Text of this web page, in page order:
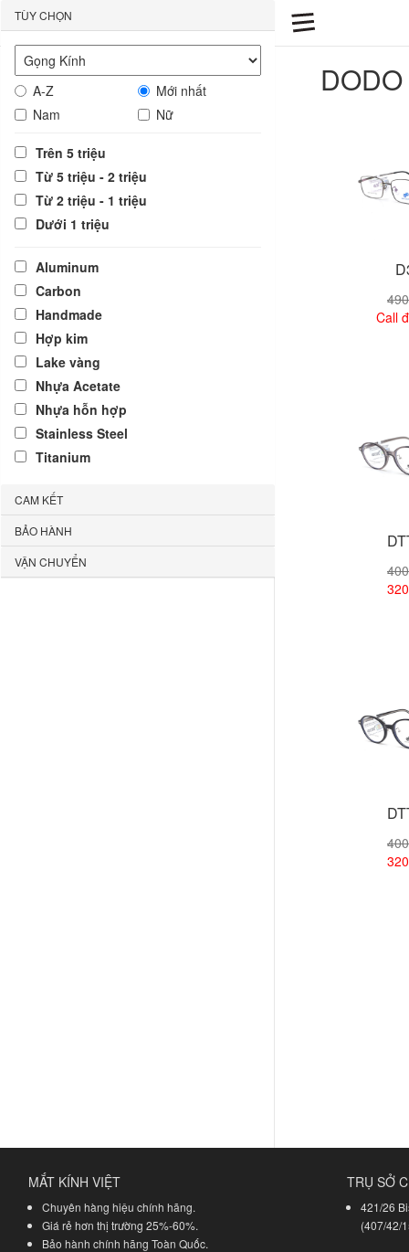
DODO
TÙY CHỌN
A-Z
Mới nhất
Nam
Nữ
Trên 5 triệu
Từ 5 triệu - 2 triệu
Từ 2 triệu - 1 triệu
Dưới 1 triệu
Aluminum
Carbon
Handmade
Hợp kim
Lake vàng
Nhựa Acetate
Nhựa hỗn hợp
Stainless Steel
Titanium
CAM KẾT
BẢO HÀNH
VẬN CHUYỂN
Call
MẮT KÍNH VIỆT
Chuyên hàng hiệu chính hãng.
Giá rẻ hơn thị trường 25%-60%.
Bảo hành chính hãng Toàn Quốc.
TRỤ SỞ
421/26
(407/42/